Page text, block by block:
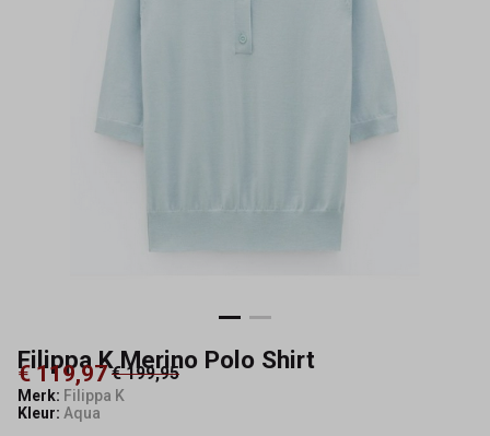
Filippa K Merino Polo Shirt
€ 119,97 € 199,95
Merk: Filippa K
Kleur: Aqua